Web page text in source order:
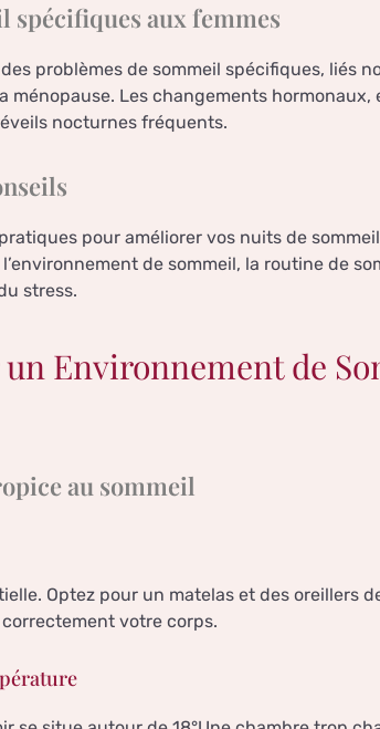
spécifiques aux femmes
problèmes de sommeil spécifiques, liés
ménopause. Les changements
nocturnes fréquents.
pour améliorer vos nuits de
de sommeil, la routine de
stress.
un Environnement de
au sommeil
Optez pour un matelas et des oreillers
votre corps.